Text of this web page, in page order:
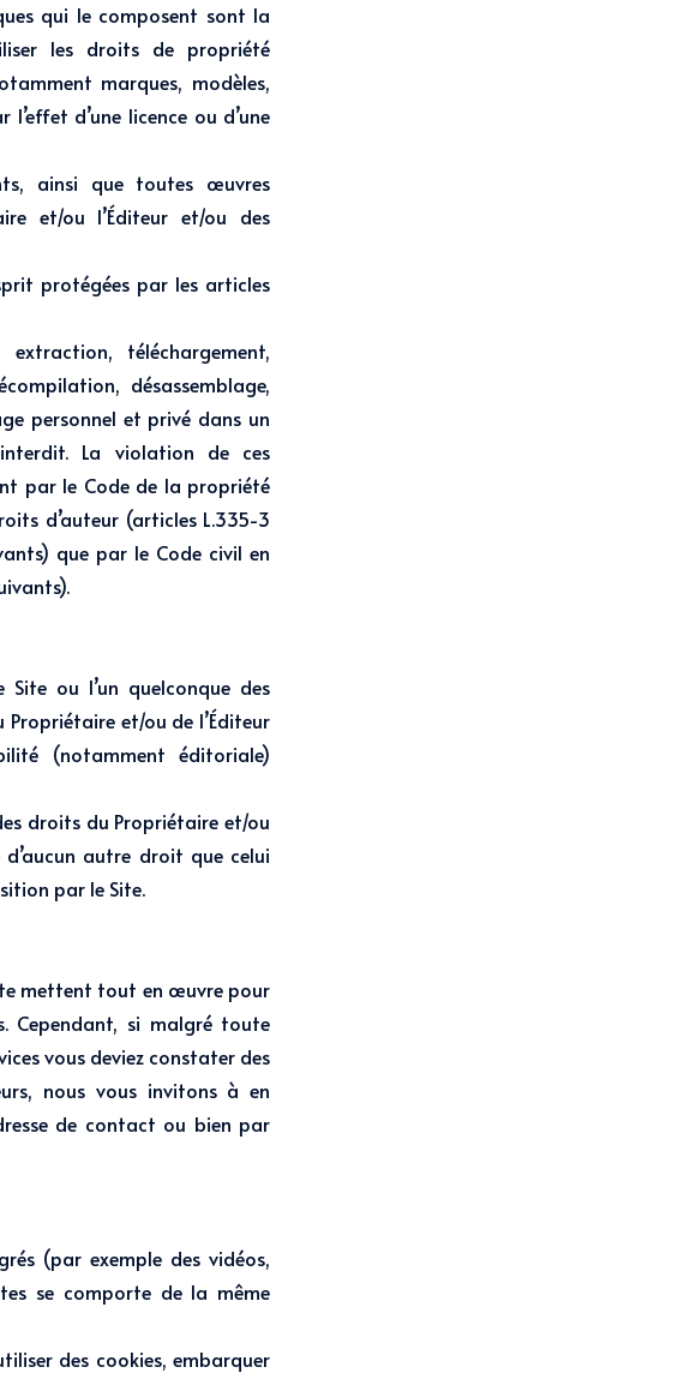
qui le composent sont la
les droits de propriété
marques, modèles,
d’une licence ou d’une
ainsi que toutes œuvres
et/ou l’Éditeur et/ou des
protégées par les articles
téléchargement,
désassemblage,
personnel et privé dans un
La violation de ces
par le Code de la propriété
d’auteur (articles L.335-3
que par le Code civil en
ou l’un quelconque des
et/ou de l’Éditeur
(notamment éditoriale)
droits du Propriétaire et/ou
d’aucun autre droit que celui
par le Site.
mettent tout en œuvre pour
Cependant, si malgré toute
vous deviez constater des
nous vous invitons à en
de contact ou bien par
(par exemple des vidéos,
se comporte de la même
des cookies, embarquer